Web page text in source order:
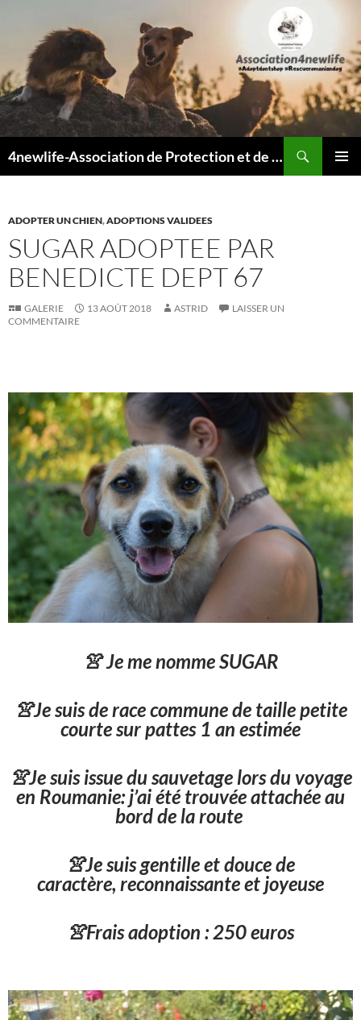
4newlife-Association de Protection et de défense animale. Loi de 1908
ADOPTER UN CHIEN,ADOPTIONS VALIDEES
SUGAR ADOPTEE PAR
BENEDICTE DEPT 67
GALERIE 13 AOÛT 2018 ASTRID
LAISSER UN
COMMENTAIRE
👚 Je me nomme SUGAR
👚Je suis de race commune de taille petite
courte sur pattes 1 an estimée
👚Je suis issue du sauvetage lors du voyage
en Roumanie: j’ai été trouvée attachée au
bord de la route
👚Je suis gentille et douce de
caractère, reconnaissante et joyeuse
👚Frais adoption : 250 euros